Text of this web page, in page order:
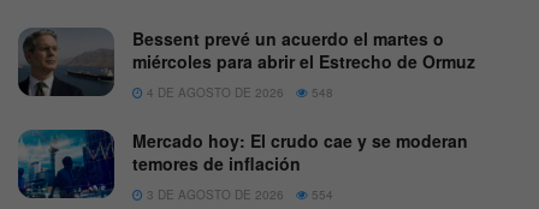
Bessent prevé un acuerdo el martes o
miércoles para abrir el Estrecho de Ormuz
4 DE AGOSTO DE 2026 548
Mercado hoy: El crudo cae y se moderan
temores de inflación
3 DE AGOSTO DE 2026 554